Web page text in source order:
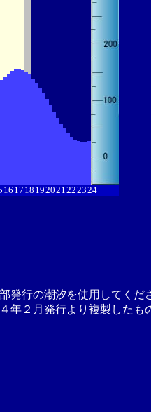
16 17 18 192021222324
発行の潮汐を使用してくだ
年２月発行より複製したも